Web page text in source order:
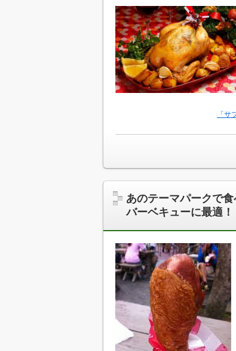
「
あのテーマパークで
バーベキューに最適！